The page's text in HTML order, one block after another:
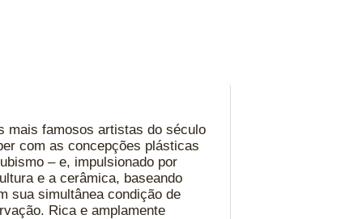
mais famosos artistas do século
com as concepções plásticas
– e, impulsionado por
e a cerâmica, baseando
sua simultânea condição de
Rica e amplamente